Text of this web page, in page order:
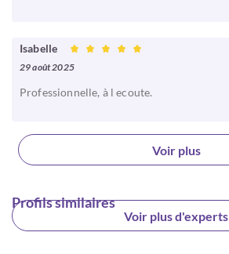
Isabelle
29 août 2025
Professionnelle, à l ecoute.
Voir plus
Profils similaires
Voir plus d'experts